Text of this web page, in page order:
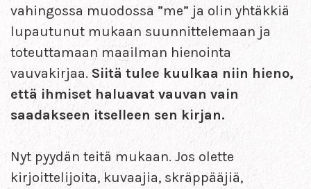
vahingossa muodossa ”me” ja olin yhtäkkiä
lupautunut mukaan suunnittelemaan ja
toteuttamaan maailman hienointa
vauvakirjaa.Siitä tulee kuulkaa niin hieno,
että ihmiset haluavat vauvan vain
saadakseen itselleen sen kirjan.
Nyt pyydän teitä mukaan. Jos olette
kirjoittelijoita, kuvaajia, skräppääjiä,